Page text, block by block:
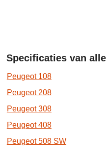
Specificaties van alle
Peugeot 108
Peugeot 208
Peugeot 308
Peugeot 408
Peugeot 508 SW